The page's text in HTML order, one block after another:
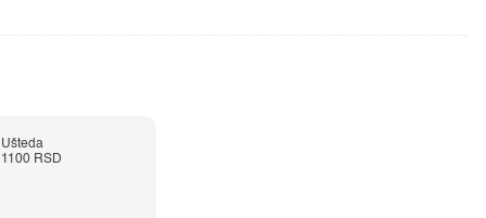
Ušteda
1100 RSD